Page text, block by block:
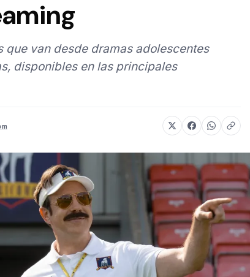
que van desde dramas adolescentes
disponibles en las principales